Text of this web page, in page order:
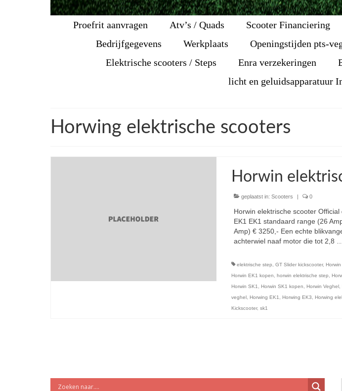
Proefrit aanvragen Atv’s / Quads Scooter Financiering
Bedrijfgegevens
Werkplaats Openingstijden pts-
Elektrische scooters / Steps
Enra verzekeringen
licht en geluidsapparatuur
Horwing elektrische scooters
Horwin
geplaatst in: Scooters 0
Horwin elektrische scooter
EK1 EK1 standaard range (26
Amp) € 3250,- Een echte
achterwiel naaf motor die tot 2,8 …
elektrische step, GT Slider kickscooter,
Horwin EK1 kopen, horwin elektrische step,
Horwin SK1, Horwin SK1 kopen, Horwin Veghel,
veghel, Horwing EK1, Horwing EK3, Horwing
Kickscooter, sk1